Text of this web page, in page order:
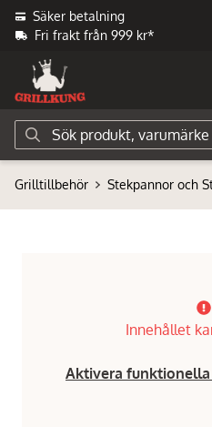
Säker betalning
Fri frakt från 999 kr*
Grilltillbehör Stekpannor och
Innehållet
Aktivera